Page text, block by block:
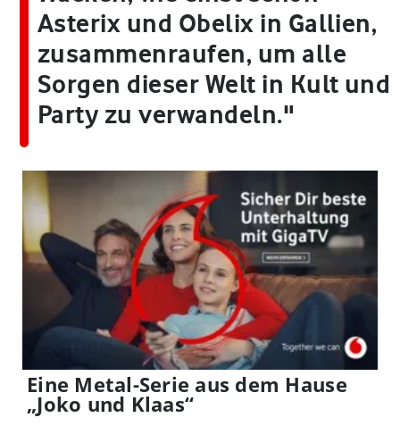
Asterix und Obelix in Gallien,
zusammenraufen, um alle
Sorgen dieser Welt in Kult und
Party zu verwandeln."
Eine Metal-Serie aus dem Hause
„Joko und Klaas“